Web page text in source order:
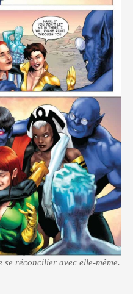
se réconcilier avec elle-même.